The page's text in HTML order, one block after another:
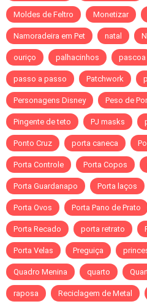
Moldes de Feltro Monetizar
Namoradeira em Pet natal
ouriço palhacinhos pascoa
passo a passo Patchwork
Personagens Disney Peso de
Pingente de teto PJ masks
Ponto Cruz porta caneca
Porta Controle Porta Copos
Porta Guardanapo Porta laços
Porta Ovos Porta Pano de Prato
Porta Recado porta retrato
Porta Velas Preguiça
Quadro Menina quarto
raposa Reciclagem de Metal